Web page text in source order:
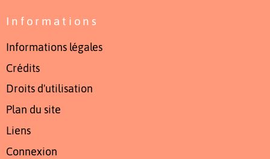
Informations
Informations légales
Crédits
Droits d'utilisation
Plan du site
Liens
Connexion